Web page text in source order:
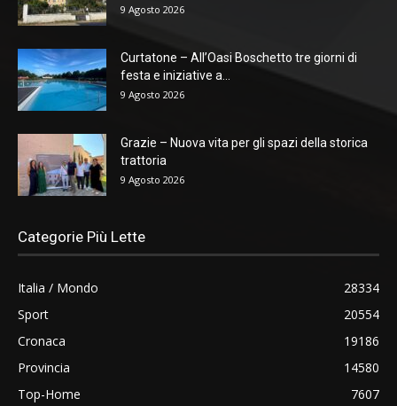
9 Agosto 2026
Curtatone – All’Oasi Boschetto tre giorni di
festa e iniziative a...
9 Agosto 2026
Grazie – Nuova vita per gli spazi della storica
trattoria
9 Agosto 2026
Categorie Più Lette
Italia / Mondo
28334
Sport
20554
Cronaca
19186
Provincia
14580
Top-Home
7607